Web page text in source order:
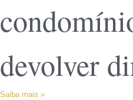
devolver
Saiba mais »